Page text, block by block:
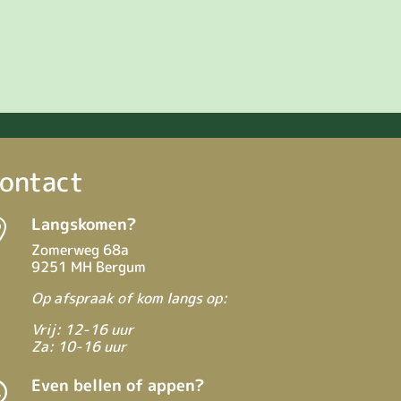
Langskomen?
Zomerweg 68a
9251 MH Bergum
Op afspraak of kom langs op:
Vrij: 12-16 uur
Za: 10-16 uur
Even bellen of appen?